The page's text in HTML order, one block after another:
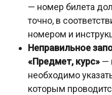
— номер билета
точно, в
номером и
Неправильное
«Предмет, курс» —
необходимо
которым